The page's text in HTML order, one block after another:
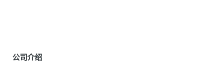
公司介绍